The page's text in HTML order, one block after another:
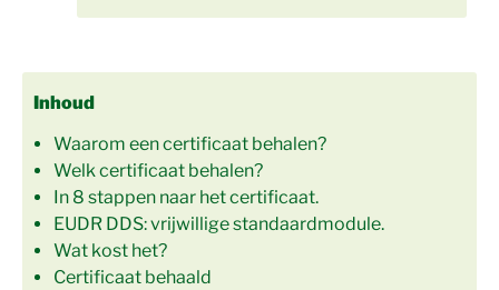
Inhoud
Waarom een certificaat behalen?
Welk certificaat behalen?
In 8 stappen naar het certificaat.
EUDR DDS: vrijwillige standaardmodule.
Wat kost het?
Certificaat behaald